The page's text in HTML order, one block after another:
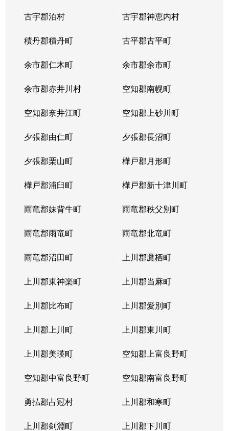
古宇郡泊村 古宇郡神恵内村
積丹郡積丹町 古平郡古平町
余市郡仁木町 余市郡余市町
余市郡赤井川村 空知郡南幌町
空知郡奈井江町 空知郡上砂川町
夕張郡由仁町 夕張郡長沼町
夕張郡栗山町 樺戸郡月形町
樺戸郡浦臼町 樺戸郡新十津川町
雨竜郡妹背牛町 雨竜郡秩父別町
雨竜郡雨竜町 雨竜郡北竜町
雨竜郡沼田町 上川郡鷹栖町
上川郡東神楽町 上川郡当麻町
上川郡比布町 上川郡愛別町
上川郡上川町 上川郡東川町
上川郡美瑛町 空知郡上富良野町
空知郡中富良野町 空知郡南富良野町
勇払郡占冠村 上川郡和寒町
上川郡剣淵町 上川郡下川町